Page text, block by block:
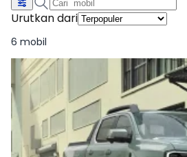
Urutkan dari
6 mobil